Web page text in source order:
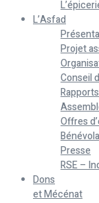
L’Asfad
Projet
Conseil
Offres
Presse
RSE –
Dons
et Mécénat